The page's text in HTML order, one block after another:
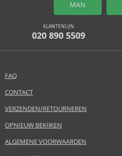
MAN
KLANTENLIJN
020 890 5509
FAQ
CONTACT
VERZENDEN/RETOURNEREN
OPNIEUW BEKIJKEN
ALGEMENE VOORWAARDEN